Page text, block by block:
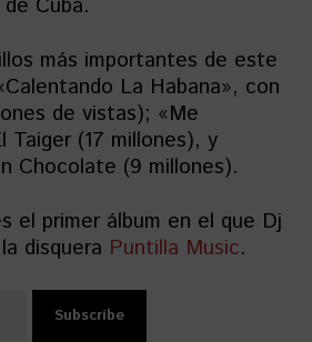
Cuba.
más importantes de este
La Habana», con
de vistas); «Me
Taiger (17 millones), y
Chocolate (9 millones).
el primer álbum en el que Dj
disquera Puntilla Music.